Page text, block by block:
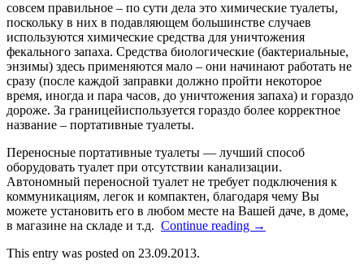
совсем правильное – по сути дела это химические туалеты,
поскольку в них в подавляющем большинстве случаев
используются химические средства для уничтожения
фекального запаха. Средства биологические (бактериальные,
энзимы) здесь применяются мало – они начинают работать не
сразу (после каждой заправки должно пройти некоторое
время, иногда и пара часов, до уничтожения запаха) и гораздо
дороже. За границейиспользуется гораздо более корректное
название – портативные туалеты.
Переносные портативные туалеты — лучший способ
оборудовать туалет при отсутствии канализации.
Автономный переносной туалет не требует подключения к
коммуникациям, легок и компактен, благодаря чему Вы
можете установить его в любом месте на Вашей даче, в доме,
в магазине на складе и т.д. Continue reading →
This entry was posted on 23.09.2013.